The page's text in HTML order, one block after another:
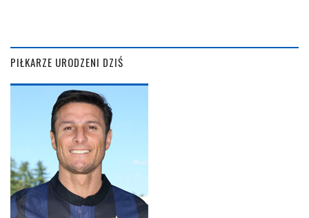
PIŁKARZE URODZENI DZIŚ